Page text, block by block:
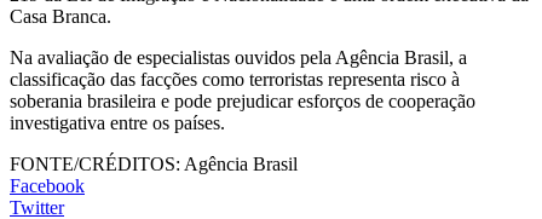
Casa Branca.
Na avaliação de especialistas ouvidos pela Agência Brasil, a
classificação das facções como terroristas representa risco à
soberania brasileira e pode prejudicar esforços de cooperação
investigativa entre os países.
FONTE/CRÉDITOS: Agência Brasil
Facebook
Twitter